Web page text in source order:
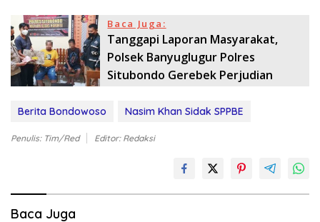
Baca Juga:
Tanggapi Laporan Masyarakat,
Polsek Banyuglugur Polres
Situbondo Gerebek Perjudian
Berita Bondowoso Nasim Khan Sidak SPPBE
Penulis: Tim/Red Editor: Redaksi
Baca Juga